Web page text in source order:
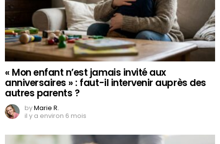
« Mon enfant n’est jamais invité aux
anniversaires » : faut-il intervenir auprès des
autres parents ?
byMarie R.
il y a environ 6 mois